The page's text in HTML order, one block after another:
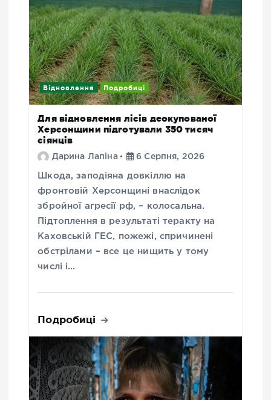
Відновлення Подробиці
Для відновлення лісів деокупованої
Херсонщини підготували 350 тисяч
сіянців
Дарина Лапіна 6 Серпня, 2026
Шкода, заподіяна довкіллю на
фронтовій Херсонщині внаслідок
збройної агресії рф, – колосальна.
Підтоплення в результаті теракту на
Каховській ГЕС, пожежі, спричинені
обстрілами – все це нищить у тому
числі і…
Подробиці